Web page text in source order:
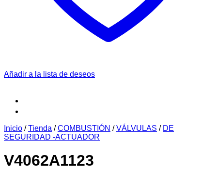
Añadir a la lista de deseos
Inicio / Tienda / COMBUSTIÓN / VÁLVULAS / DE
SEGURIDAD -ACTUADOR
V4062A1123